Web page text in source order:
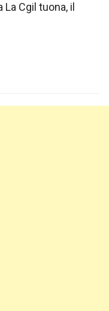
Cgil tuona, il